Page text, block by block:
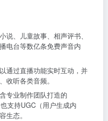
说、儿童故事、相声评书、
电台等数亿条免费声音内
通过直播功能实时互动，并
收听各类音频。
专业制作团队打造的
支持UGC（用户生成内
生态。